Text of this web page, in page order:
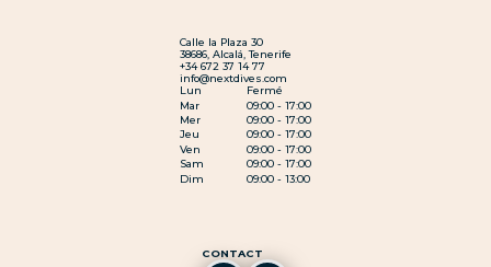
Calle la Plaza 30
38686, Alcalá, Tenerife
+34 672 37 14 77
info@nextdives.com
Lun
Fermé
Mar
09:00 - 17:00
Mer
09:00 - 17:00
Jeu
09:00 - 17:00
Ven
09:00 - 17:00
Sam
09:00 - 17:00
Dim
09:00 - 13:00
CONTACT